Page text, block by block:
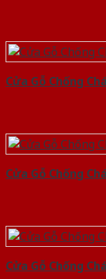
Cửa Gỗ Chống
Cửa Gỗ Chống
Cửa Gỗ Chống